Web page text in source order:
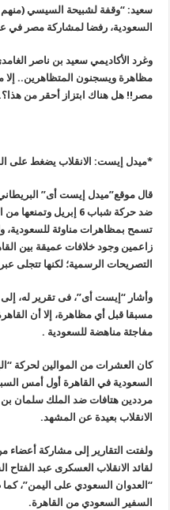
سعيد: “وقفة لشبيحة السيسي (منهم
السعودية، رفضا لمشاركة مصر في
وغرد الأكاديمي سعيد بن ناصر
مظاهرة ويسجنون المتظاهرين..
مصر!! هل هناك ابتزاز أحقر من هذا؟
*ميدل إيست: الانقلاب يضغط على
قال موقع”ميدل إيست أى”
ضد حركة شباب 6 إبريل
تسمح بمظاهرات مناوئة للسعودية،
زاعمين وجود خلافات عميقة بين
التصريحات الرسمية؛ لكنها تتجلى
وأشار “إيست أى”، فى تقرير له،
مسبقا قبل أي مظاهرة، إلا أن
مفاجئة مناهضة للسعودية .
كان العشرات من الموالين لحركة
السعودية في القاهرة أول أمس
مرددين هتافات ضد الملك سلمان
الانقلاب بعيدة عن المشهد.
ولفتت التقارير إلى مشاركة أعضاء
لقائد الانقلاب العسكرى عبد
“ العدوان السعودي على اليمن”،
السفير السعودي من القاهرة.